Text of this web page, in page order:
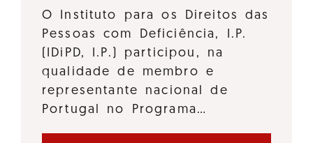
O Instituto para os Direitos das
Pessoas com Deficiência, I.P.
(IDiPD, I.P.) participou, na
qualidade de membro e
representante nacional de
Portugal no Programa…